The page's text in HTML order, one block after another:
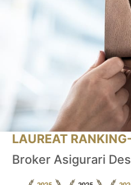
LAUREAT
Broker Asigurari